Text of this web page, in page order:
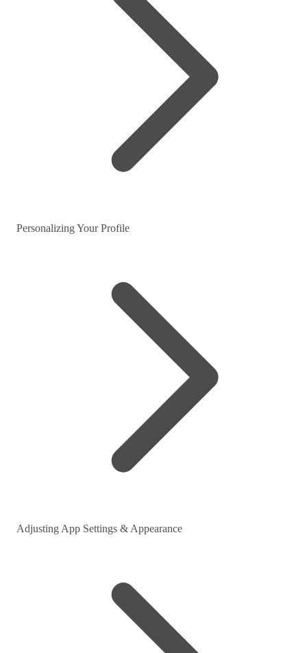
Personalizing Your Profile
Adjusting App Settings & Appearance